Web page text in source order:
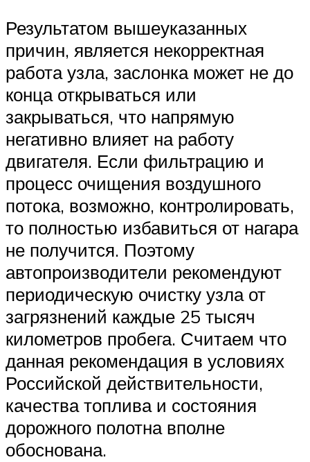
Результатом вышеуказанных
причин, является некорректная
работа узла, заслонка может не до
конца открываться или
закрываться, что напрямую
негативно влияет на работу
двигателя. Если фильтрацию и
процесс очищения воздушного
потока, возможно, контролировать,
то полностью избавиться от нагара
не получится. Поэтому
автопроизводители рекомендуют
периодическую очистку узла от
загрязнений каждые 25 тысяч
километров пробега. Считаем что
данная рекомендация в условиях
Российской действительности,
качества топлива и состояния
дорожного полотна вполне
обоснована.